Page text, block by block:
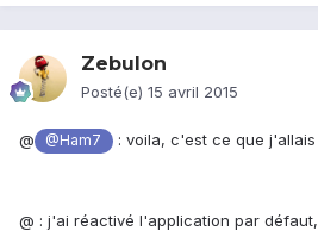
Zebulon
Posté(e) 15 avril 2015
@ @Ham7 : voila, c'est ce que j'allais
@ : j'ai réactivé l'application par